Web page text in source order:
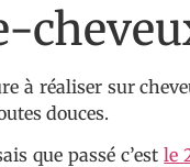
à réaliser sur
douces.
que passé c’estle